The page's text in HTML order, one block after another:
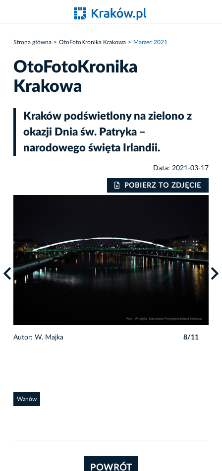
Strona główna OtoFotoKronika Krakowa Marzec 2021
OtoFotoKronika
Krakowa
Kraków podświetlony na zielono z
okazji Dnia św. Patryka –
narodowego święta Irlandii.
Data: 2021-03-17
POBIERZ TO ZDJĘCIE
Autor: W. Majka 8/11
Wznów
POWRÓT